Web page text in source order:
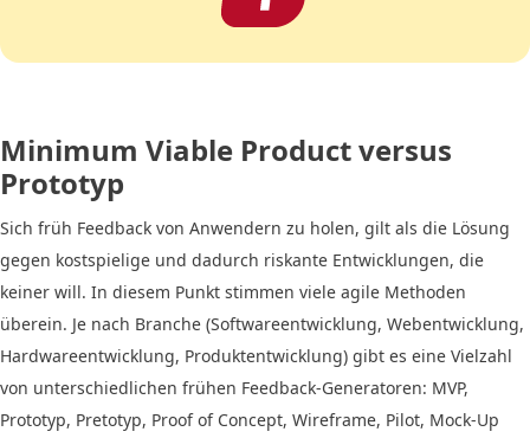
Minimum Viable Product versus
Prototyp
Sich früh Feedback von Anwendern zu holen, gilt als die Lösung
gegen kostspielige und dadurch riskante Entwicklungen, die
keiner will. In diesem Punkt stimmen viele agile Methoden
überein. Je nach Branche (Softwareentwicklung, Webentwicklung,
Hardwareentwicklung, Produktentwicklung) gibt es eine Vielzahl
von unterschiedlichen frühen Feedback-Generatoren: MVP,
Prototyp, Pretotyp, Proof of Concept, Wireframe, Pilot, Mock-Up